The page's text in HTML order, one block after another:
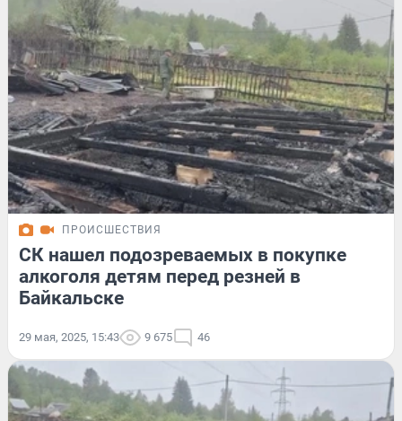
ПРОИСШЕСТВИЯ
СК нашел подозреваемых в покупке
алкоголя детям перед резней в
Байкальске
29 мая, 2025, 15:43 9 675 46